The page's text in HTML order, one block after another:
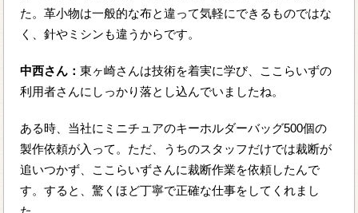
た。革小物は一般的な布と違って気軽にできるものではな
く、針やミシンも違うからです。
中西さん：東ヶ崎さんは技術を着実に学び、ここらいずの
利用者さんにしっかり落とし込んでいましたね。
ある時、当社にミニチュアのキーホルダーバッグ500個の
製作依頼が入って。ただ、うちのスタッフだけでは裁断が
追いつかず、ここらいずさんに裁断作業を依頼したんで
す。すると、驚くほど丁寧で正確な仕事をしてくれまし